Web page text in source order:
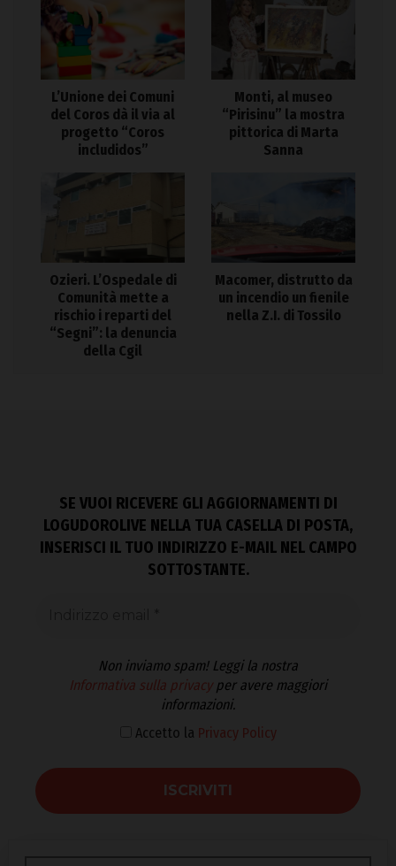
L’Unione dei Comuni
del Coros dà il via al
progetto “Coros
includidos”
Monti, al museo
“Pirisinu” la mostra
pittorica di Marta
Sanna
Ozieri. L’Ospedale di
Comunità mette a
rischio i reparti del
“Segni”: la denuncia
della Cgil
Macomer, distrutto da
un incendio un fienile
nella Z.I. di Tossilo
SE VUOI RICEVERE GLI AGGIORNAMENTI DI
LOGUDOROLIVE NELLA TUA CASELLA DI POSTA,
INSERISCI IL TUO INDIRIZZO E-MAIL NEL CAMPO
SOTTOSTANTE.
Non inviamo spam! Leggi la nostra
Informativa sulla privacyper avere maggiori
informazioni.
Accetto la Privacy Policy